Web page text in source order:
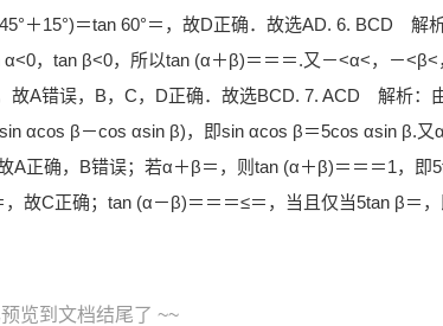
＋15°)＝tan 60°＝，故D正确．故选AD. 6. BCD 解
，tan β<0，所以tan (α＋β)＝＝＝.又－<α<，－<β<
A错误，B，C，D正确．故选BCD. 7. ACD 解析：
αcos β－cos αsin β)，即sin αcos β＝5cos αsin β.又
A正确，B错误；若α＋β＝，则tan (α＋β)＝＝＝1，即
故C正确；tan (α－β)＝＝＝≤＝，当且仅当5tan β＝
览到文档结尾了 ~~